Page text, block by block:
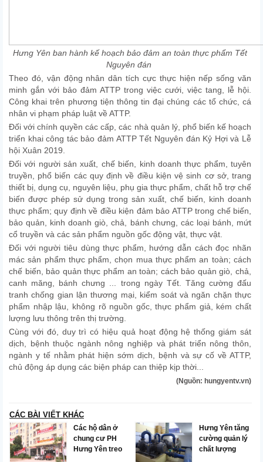
Hưng Yên ban hành kế hoạch bảo đảm an toàn thực phẩm Tết
Nguyên đán
Theo đó, vận động nhân dân tích cực thực hiện nếp sống văn
minh gắn với bảo đảm ATTP trong việc cưới, việc tang, lễ hội.
Công khai trên phương tiện thông tin đại chúng các tổ chức, cá
nhân vi phạm pháp luật về ATTP.
Đối với chính quyền các cấp, các nhà quản lý, phổ biến kế hoạch
triển khai công tác bảo đảm ATTP Tết Nguyên đán Kỷ Hợi và Lễ
hội Xuân 2019.
Đối với người sản xuất, chế biến, kinh doanh thực phẩm, tuyên
truyền, phổ biến các quy định về điều kiện vệ sinh cơ sở, trang
thiết bị, dụng cụ, nguyên liệu, phụ gia thực phẩm, chất hỗ trợ chế
biến được phép sử dụng trong sản xuất, chế biến, kinh doanh
thực phẩm; quy định về điều kiện đảm bảo ATTP trong chế biến,
bảo quản, kinh doanh giò, chả, bánh chưng, các loại bánh, mứt
cổ truyền và các sản phẩm nguồn gốc động vật, thực vật.
Đối với người tiêu dùng thực phẩm, hướng dẫn cách đọc nhãn
mác sản phẩm thực phẩm, chọn mua thực phẩm an toàn; cách
chế biến, bảo quản thực phẩm an toàn; cách bảo quản giò, chả,
canh măng, bánh chưng ... trong ngày Tết. Tăng cường đấu
tranh chống gian lận thương mại, kiểm soát và ngăn chặn thực
phẩm nhập lậu, không rõ nguồn gốc, thực phẩm giả, kém chất
lượng lưu thông trên thị trường.
Cùng với đó, duy trì có hiệu quả hoạt động hệ thống giám sát
dịch, bệnh thuộc ngành nông nghiệp và phát triển nông thôn,
ngành y tế nhằm phát hiện sớm dịch, bệnh và sự cố về ATTP,
chủ động áp dụng các biện pháp can thiệp kịp thời...
(Nguồn: hungyentv.vn)
CÁC BÀI VIẾT KHÁC
Các hộ dân ở
chung cư PH
Hưng Yên treo
Hưng Yên tăng
cường quản lý
chất lượng